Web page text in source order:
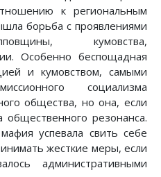
к региональным
борьба с проявлениями
кумовства,
Особенно беспощадная
и кумовством, самыми
социализма
общества, но она, если
резонанса.
успевала свить себе
жесткие меры, если
административными